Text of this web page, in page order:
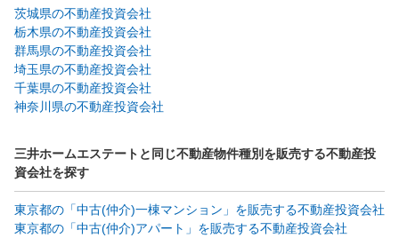
茨城県の不動産投資会社
栃木県の不動産投資会社
群馬県の不動産投資会社
埼玉県の不動産投資会社
千葉県の不動産投資会社
神奈川県の不動産投資会社
三井ホームエステートと同じ不動産物件種別を販売する不動産投
資会社を探す
東京都の「中古(仲介)一棟マンション」を販売する不動産投資会社
東京都の「中古(仲介)アパート」を販売する不動産投資会社